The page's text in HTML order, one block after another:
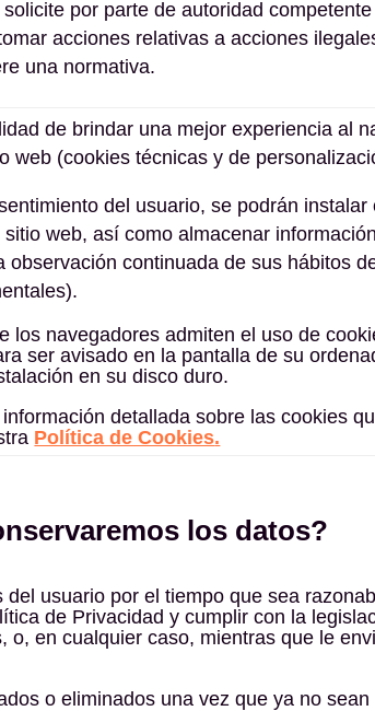
por parte de autoridad
acciones relativas a acciones
una normativa.
de brindar una mejor experiencia al
web (cookies técnicas y de
del usuario, se podrán
sitio web, así como almacenar
observación continuada de sus hábitos
los navegadores admiten el uso de
ser avisado en la pantalla de su
en su disco duro.
detallada sobre las cookies
Política de Cookies.
los datos?
usuario por el tiempo que sea
de Privacidad y cumplir con la
o, en cualquier caso, mientras que le
o eliminados una vez que ya no